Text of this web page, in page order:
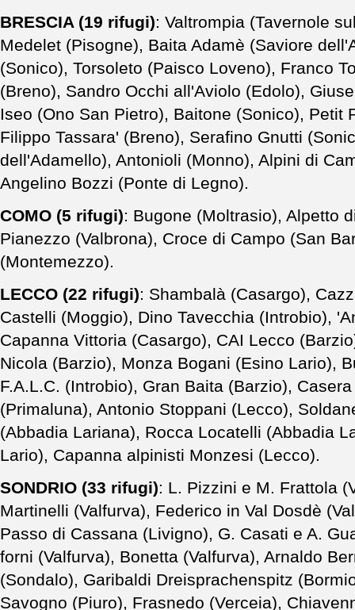
BRESCIA (19 rifugi): Valtrompia (Tavernole
Medelet (Pisogne), Baita Adamè (Saviore
(Sonico), Torsoleto (Paisco Loveno), Franco
(Breno), Sandro Occhi all'Aviolo (Edolo),
Iseo (Ono San Pietro), Baitone (Sonico), Petit
Filippo Tassara' (Breno), Serafino Gnutti
dell'Adamello), Antonioli (Monno), Alpini di
Angelino Bozzi (Ponte di Legno).
COMO (5 rifugi): Bugone (Moltrasio), Alpetto
Pianezzo (Valbrona), Croce di Campo (San
(Montemezzo).
LECCO (22 rifugi): Shambalà (Casargo),
Castelli (Moggio), Dino Tavecchia (Introbio),
Capanna Vittoria (Casargo), CAI Lecco
Nicola (Barzio), Monza Bogani (Esino Lario),
F.A.L.C. (Introbio), Gran Baita (Barzio),
(Primaluna), Antonio Stoppani (Lecco),
(Abbadia Lariana), Rocca Locatelli (Abbadia
Lario), Capanna alpinisti Monzesi (Lecco).
SONDRIO (33 rifugi): L. Pizzini e M. Frattola
Martinelli (Valfurva), Federico in Val Dosdè
Passo di Cassana (Livigno), G. Casati e A.
forni (Valfurva), Bonetta (Valfurva), Arnaldo
(Sondalo), Garibaldi Dreisprachenspitz
Savogno (Piuro), Frasnedo (Verceia),